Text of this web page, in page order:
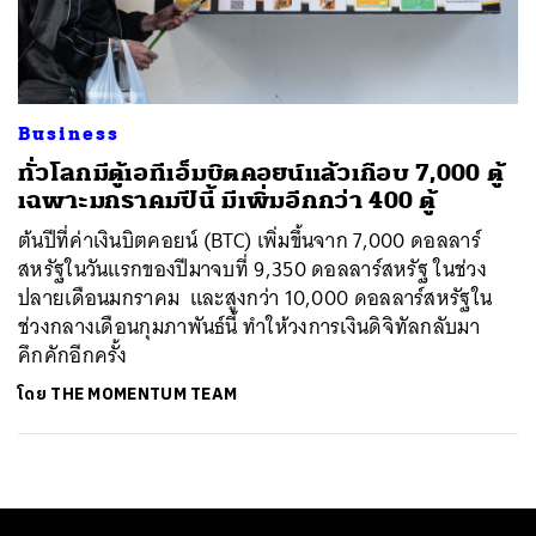
Business
ทั่วโลกมีตู้เอทีเอ็มบิตคอยน์แล้วเกือบ 7,000 ตู้
เฉพาะมกราคมปีนี้ มีเพิ่มอีกกว่า 400 ตู้
ต้นปีที่ค่าเงินบิตคอยน์ (BTC) เพิ่มขึ้นจาก 7,000 ดอลลาร์
สหรัฐในวันแรกของปีมาจบที่ 9,350 ดอลลาร์สหรัฐ ในช่วง
ปลายเดือนมกราคม และสูงกว่า 10,000 ดอลลาร์สหรัฐใน
ช่วงกลางเดือนกุมภาพันธ์นี้ ทำให้วงการเงินดิจิทัลกลับมา
คึกคักอีกครั้ง
โดย THE MOMENTUM TEAM
ค้นหา
SHARE TWEET LINE EMAIL